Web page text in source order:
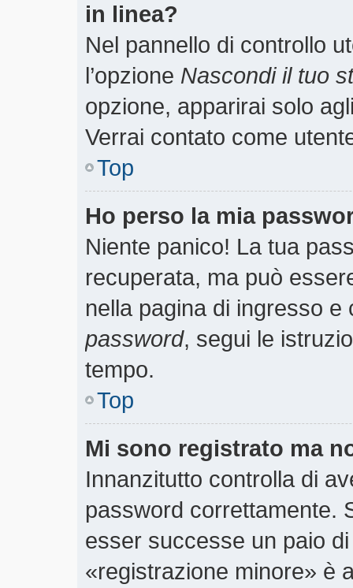
in linea?
Nel pannello di controllo
l’opzione Nascondi il tuo
opzione, apparirai solo
Verrai contato come
Top
Ho perso la mia
Niente panico! La tua
recuperata, ma può
nella pagina di ingresso
password, segui le
tempo.
Top
Mi sono registrato ma
Innanzitutto controlla di
password correttamente.
esser successe un paio
«registrazione minore» è